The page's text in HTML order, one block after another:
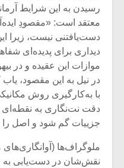
رسیدن به این شرایط
معتقد است: «مقصودِ
دست‌یافتنی نیست، زیرا
موازات این عقیده و در
در نیل به این مقصود،
با به‌کارگیری روش
دقت نت‌نگاری به نقطه‌ای
جزییات گم شود و اصل را
ملوگراف‌ها
نقش‌شان در دست‌یابی به
میکلوش
یادداشتی
متن فیلم
شیش و نیم»
بدنام